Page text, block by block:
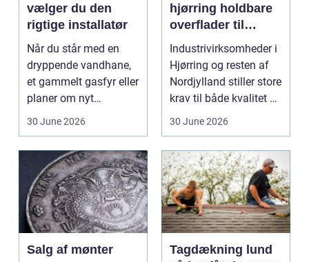
vælger du den
rigtige installatør
Når du står med en
dryppende vandhane,
et gammelt gasfyr eller
planer om nyt
badeværelse, bliver
30 June 2026
hjørring holdbare
overflader til
industri og erhverv
Industrivirksomheder i
Hjørring og resten af
Nordjylland stiller store
krav til både kvalitet og
hol...
30 June 2026
Salg af mønter
Tagdækning lund